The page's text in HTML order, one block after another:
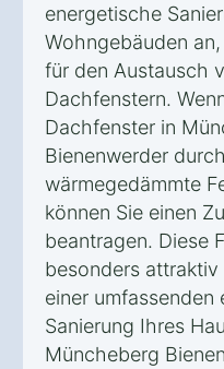
energetische
Wohngebäuden
für den Austausch
Dachfenstern.
Dachfenster in
Bienenwerder
wärmegedämmte
können Sie einen
beantragen. Diese
besonders attraktiv
einer umfassenden
Sanierung Ihres
Müncheberg